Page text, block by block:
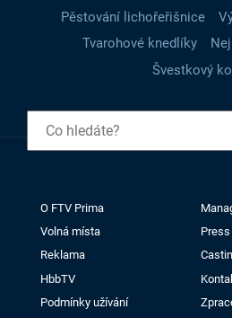
Pěstování lichořeřišnice
Tvarohové knedlíky
Švestkový
O FTV Prima
Volná místa
Press
Reklama
HbbTV
Podmínky užívání